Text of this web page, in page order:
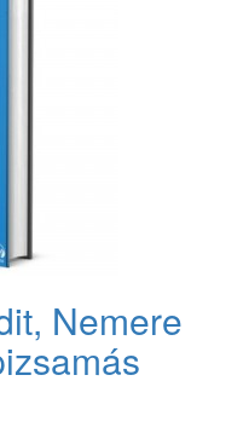
Nemere